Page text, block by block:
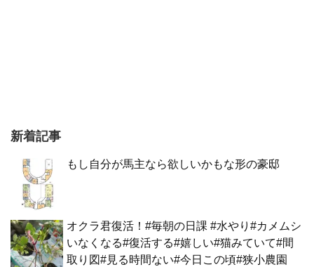
新着記事
もし自分が馬主なら欲しいかもな形の豪邸
オクラ君復活！#毎朝の日課 #水やり#カメムシ
いなくなる#復活する#嬉しい#猫みていて#間
取り図#見る時間ない#今日この頃#狭小農園